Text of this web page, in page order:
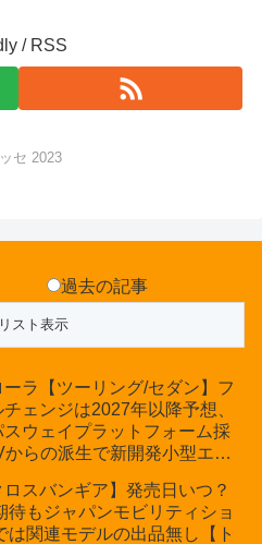
/ RSS
セ 2023
事 過去の記事
ーラ【ツーリング/セダン】フ
ェンジは2027年以降予想、
スウェイプラットフォーム採
からの派生で新開発小型エン
しか【トヨタ最新情報】60
車発売
スバンギア】発売日いつ？
待もジャパンモビリティショ
は関連モデルの出品無し【ト